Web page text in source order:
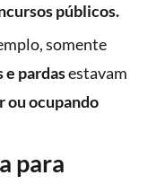
públicos.
somente
e pardasestavam
ou ocupando
para